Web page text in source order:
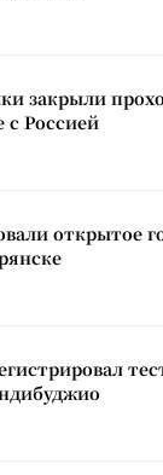
закрыли
с Россией
открытое